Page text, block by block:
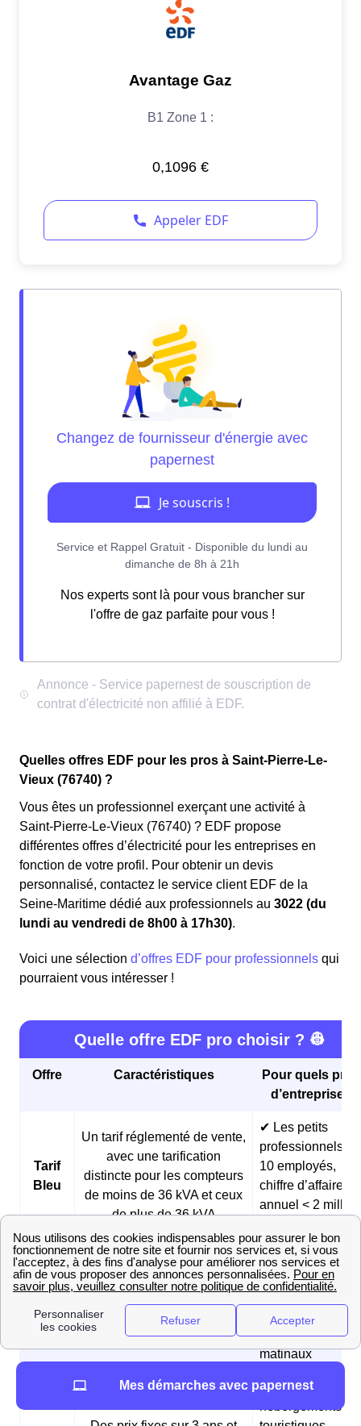
Nos experts sont là pour vous brancher sur
l'offre de gaz parfaite pour vous !
Quelles offres EDF pour les pros à Saint-Pierre-Le-
Vieux (76740) ?
Vous êtes un professionnel exerçant une activité à
Saint-Pierre-Le-Vieux (76740) ? EDF propose
différentes offres d’électricité pour les entreprises en
fonction de votre profil. Pour obtenir un devis
personnalisé, contactez le service client EDF de la
Seine-Maritime dédié aux professionnels au 3022 (du
lundi au vendredi de 8h00 à 17h30).
Voici une sélection d’offres EDF pour professionnels qui
pourraient vous intéresser !
Quelle offre EDF pro choisir ? 👷
Offre Caractéristiques
Pour quels
d’entreprises
Tarif
Bleu
Un tarif réglementé de vente,
avec une tarification
distincte pour les compteurs
de moins de 36 kVA et ceux
de plus de 36 kVA
✔ Les petits
professionnels (<
10 employés,
chiffre d’affaires
annuel < 2
Offre
Matina
Des prix fixes sur 3 ans et
des tarifs réduits pendant les
heures creuses du matin
✔ Les
et les pâtisseries
✔ Les fermes
✔ Les
professionnels
matinaux
✔ Les
hébergements
Mes démarches avec papernest